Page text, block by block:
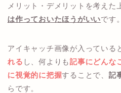
メリット・デメリットを考えた
は作っておいたほうがいいです。
アイキャッチ画像が入っている
れる し、何よりも記事にどんな
に視覚的に把握することで、 記
らです。